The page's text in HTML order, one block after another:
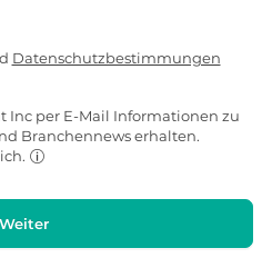
Datenschutzbestimmungen
Inc per E-Mail Informationen zu
Branchennews erhalten.
Weiter